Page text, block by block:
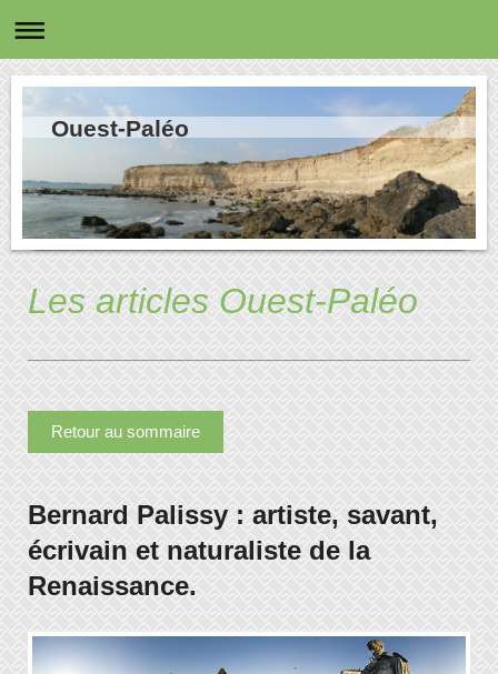
Ouest-Paléo
Les articles Ouest-Paléo
Retour au sommaire
Bernard Palissy : artiste, savant,
écrivain et naturaliste de la
Renaissance.